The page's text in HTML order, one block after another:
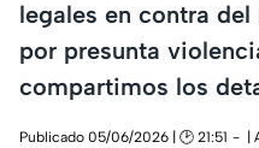
legales en contra
por presunta
compartimos los
Publicado 05/06/2026 | 🕑 21:51